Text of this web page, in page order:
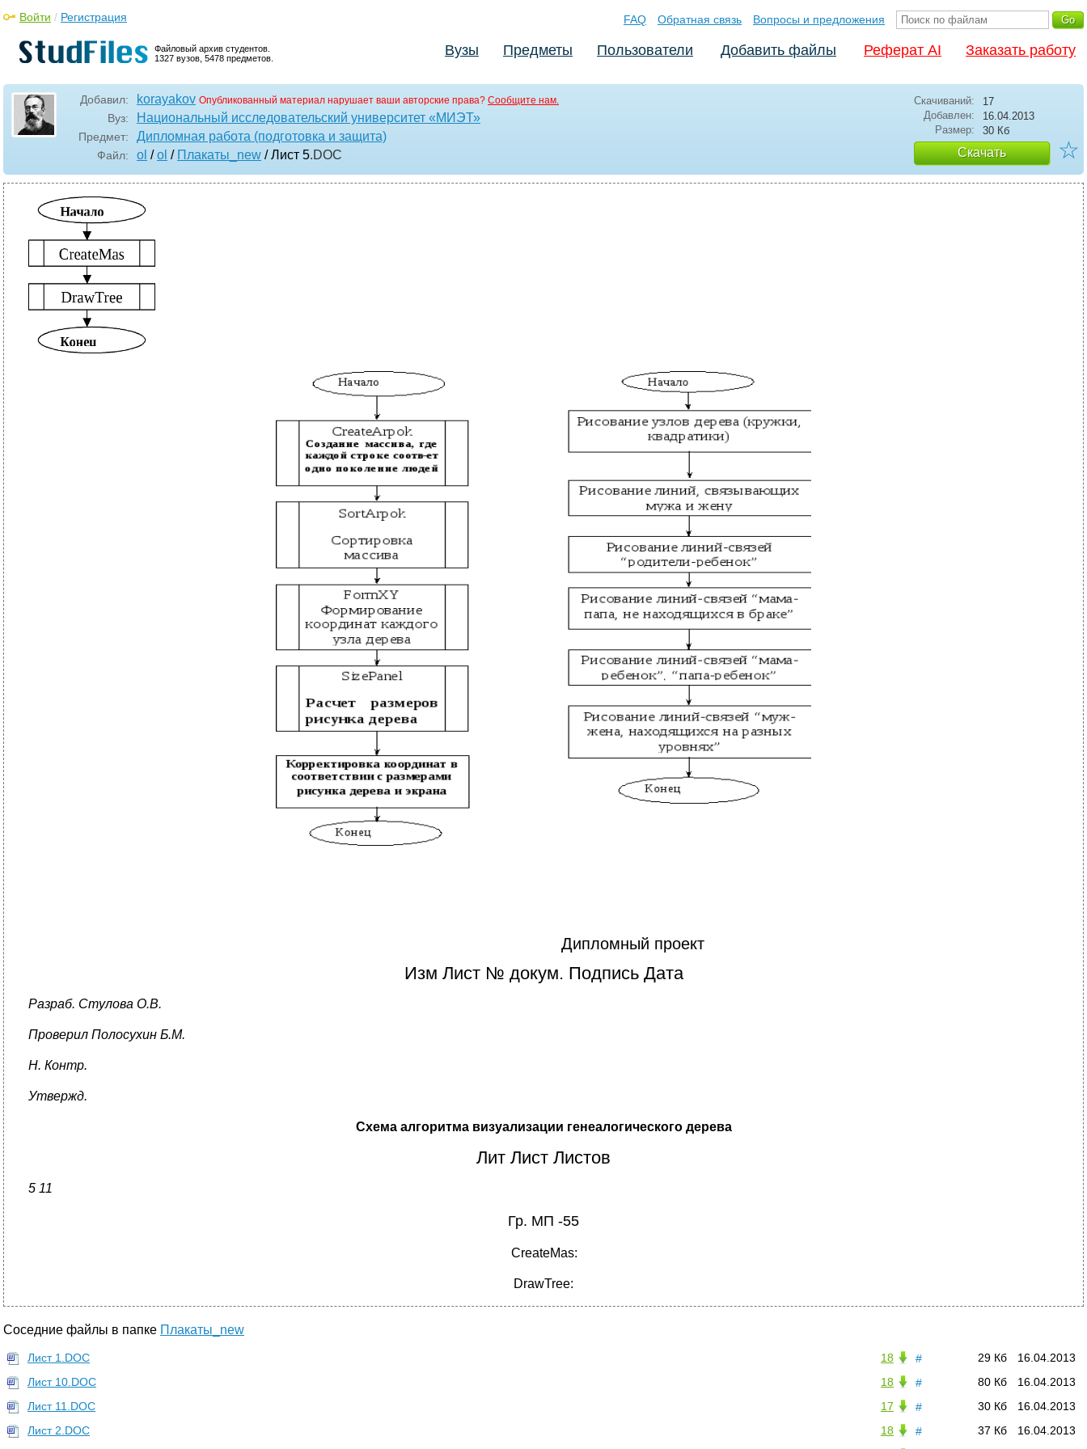
Файловый архив студентов.
1327 вузов, 5478 предметов.
Войти / Регистрация FAQ Обратная связь Вопросы и предложения
Вузы Предметы Пользователи Добавить файлы Реферат AI Заказать работу
Добавил: korayakov Опубликованный материал нарушает ваши авторские права? Сообщите нам.
Вуз: Национальный исследовательский университет «МИЭТ»
Предмет: Дипломная работа (подготовка и защита)
Файл: ol /ol / Плакаты_new / Лист 5.DOC
Скачиваний:
17
Добавлен:
16.04.2013
Размер:
30 Кб
Скачать ☆
Дипломный проект
Изм Лист № докум. Подпись Дата
Разраб. Стулова О.В.
Проверил Полосухин Б.М.
Н. Контр.
Утвержд.
Схема алгоритма визуализации генеалогического дерева
Лит Лист Листов
5 11
Гр. МП -55
CreateMas:
DrawTree:
Соседние файлы в папке Плакаты_new
# 16.04.2013
29 Кб
18
Лист 1.DOC
#
16.04.2013
80 Кб
18
Лист 10.DOC
#
16.04.2013
30 Кб
17
Лист 11.DOC
#
16.04.2013
37 Кб
18
Лист 2.DOC